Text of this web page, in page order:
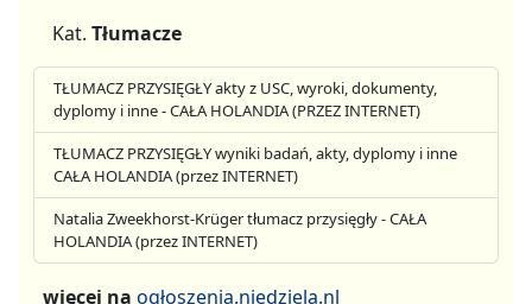
Kat. Tłumacze
TŁUMACZ PRZYSIĘGŁY akty z USC, wyroki, dokumenty,
dyplomy i inne - CAŁA HOLANDIA (PRZEZ INTERNET)
TŁUMACZ PRZYSIĘGŁY wyniki badań, akty, dyplomy i inne
CAŁA HOLANDIA (przez INTERNET)
Natalia Zweekhorst-Krüger tłumacz przysięgły - CAŁA
HOLANDIA (przez INTERNET)
więcej na ogłoszenia.niedziela.nl